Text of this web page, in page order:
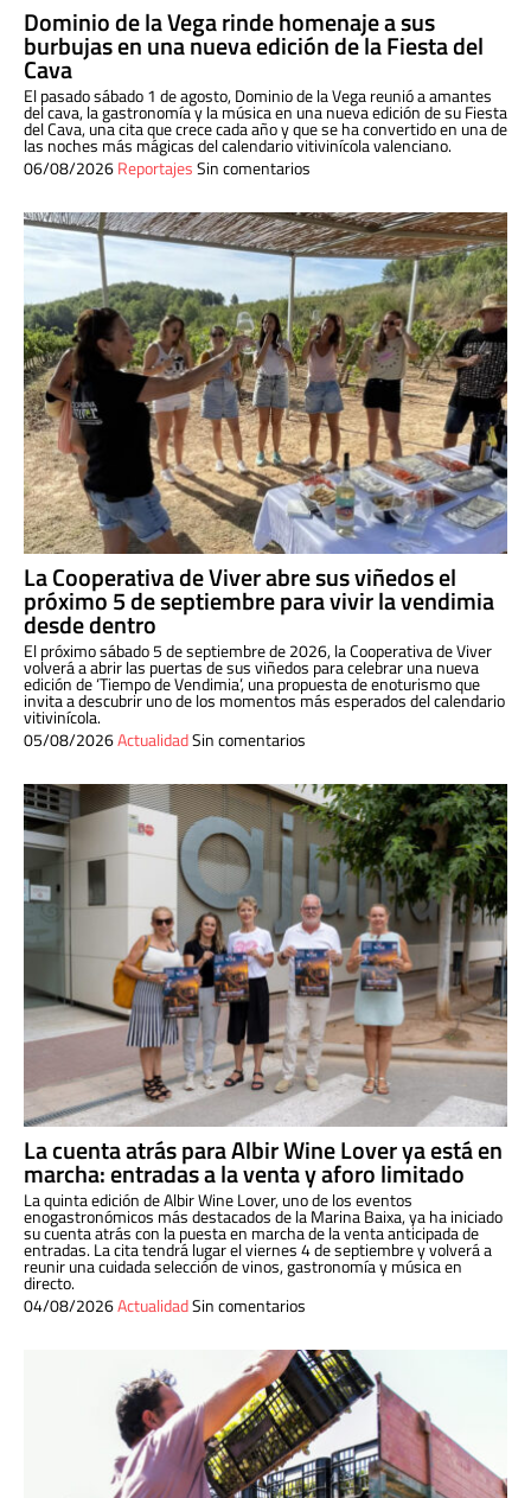
Dominio de la Vega rinde homenaje a sus
burbujas en una nueva edición de la Fiesta del
Cava
El pasado sábado 1 de agosto, Dominio de la Vega reunió a amantes
del cava, la gastronomía y la música en una nueva edición de su Fiesta
del Cava, una cita que crece cada año y que se ha convertido en una de
las noches más mágicas del calendario vitivinícola valenciano.
06/08/2026ReportajesSin comentarios
La Cooperativa de Viver abre sus viñedos el
próximo 5 de septiembre para vivir la vendimia
desde dentro
El próximo sábado 5 de septiembre de 2026, la Cooperativa de Viver
volverá a abrir las puertas de sus viñedos para celebrar una nueva
edición de ‘Tiempo de Vendimia’, una propuesta de enoturismo que
invita a descubrir uno de los momentos más esperados del calendario
vitivinícola.
05/08/2026ActualidadSin comentarios
La cuenta atrás para Albir Wine Lover ya está en
marcha: entradas a la venta y aforo limitado
La quinta edición de Albir Wine Lover, uno de los eventos
enogastronómicos más destacados de la Marina Baixa, ya ha iniciado
su cuenta atrás con la puesta en marcha de la venta anticipada de
entradas. La cita tendrá lugar el viernes 4 de septiembre y volverá a
reunir una cuidada selección de vinos, gastronomía y música en
directo.
04/08/2026ActualidadSin comentarios